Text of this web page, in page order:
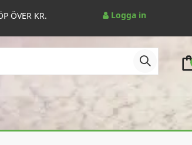
ÖVER KR. Logga in